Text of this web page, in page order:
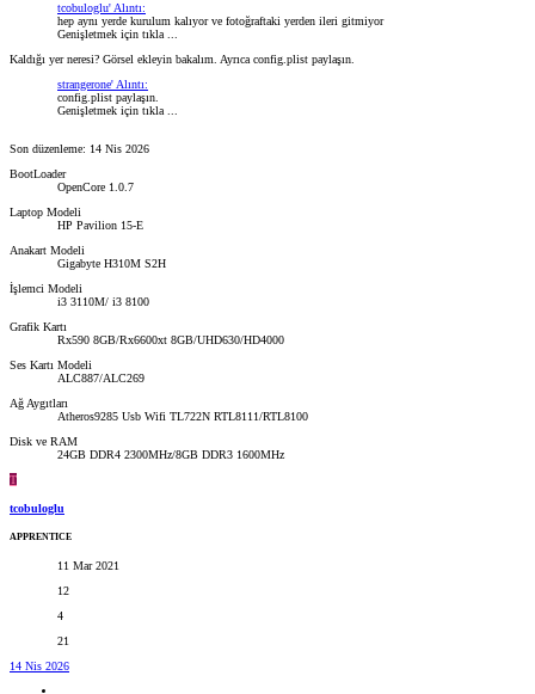
tcobuloglu' Alıntı:
hep aynı yerde kurulum kalıyor ve fotoğraftaki yerden ileri gitmiyor
Genişletmek için tıkla ...
Kaldığı yer neresi? Görsel ekleyin bakalım. Ayrıca config.plist paylaşın.
strangerone' Alıntı:
config.plist paylaşın.
Genişletmek için tıkla ...
Son düzenleme: 14 Nis 2026
BootLoader
OpenCore 1.0.7
Laptop Modeli
HP Pavilion 15-E
Anakart Modeli
Gigabyte H310M S2H
İşlemci Modeli
i3 3110M/ i3 8100
Grafik Kartı
Rx590 8GB/Rx6600xt 8GB/UHD630/HD4000
Ses Kartı Modeli
ALC887/ALC269
Ağ Aygıtları
Atheros9285 Usb Wifi TL722N RTL8111/RTL8100
Disk ve RAM
24GB DDR4 2300MHz/8GB DDR3 1600MHz
T
tcobuloglu
APPRENTICE
11 Mar 2021
12
4
21
14 Nis 2026